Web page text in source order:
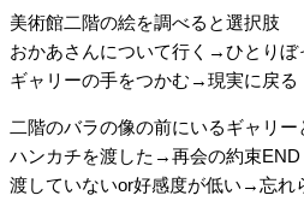
美術館二階の絵を調べると選択肢
おかあさんについて行く→ひとりぼ
ギャリーの手をつかむ→現実に戻る
二階のバラの像の前にいるギャリー
ハンカチを渡した→再会の約束END
渡していないor好感度が低い→忘れ